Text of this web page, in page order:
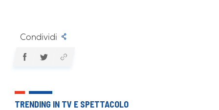
Condividi
TRENDING IN TV E SPETTACOLO